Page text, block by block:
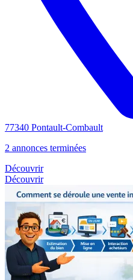
77340 Pontault-Combault
2 annonces terminées
Découvrir
Découvrir